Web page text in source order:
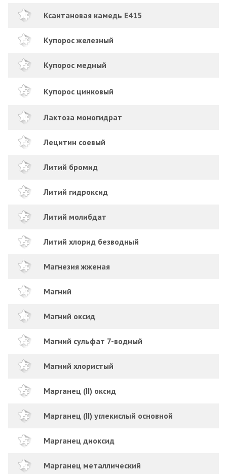
Ксантановая камедь Е415
Купорос железный
Купорос медный
Купорос цинковый
Лактоза моногидрат
Лецитин соевый
Литий бромид
Литий гидроксид
Литий молибдат
Литий хлорид безводный
Магнезия жженая
Магний
Магний оксид
Магний сульфат 7-водный
Магний хлористый
Марганец (II) оксид
Марганец (II) углекислый основной
Марганец диоксид
Марганец металлический